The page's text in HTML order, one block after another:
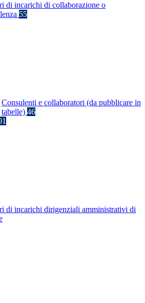
di incarichi di collaborazione o
55
Consulenti e collaboratori (da pubblicare in
tabelle) 46
di incarichi dirigenziali amministrativi di